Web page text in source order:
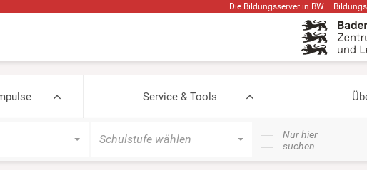
Die Bildungsserver in BW
Service & Tools
Schulstufe wählen
Nur hier
suchen